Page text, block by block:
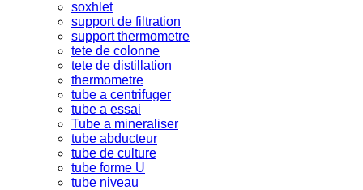
soxhlet
support de filtration
support thermometre
tete de colonne
tete de distillation
thermometre
tube a centrifuger
tube a essai
Tube a mineraliser
tube abducteur
tube de culture
tube forme U
tube niveau